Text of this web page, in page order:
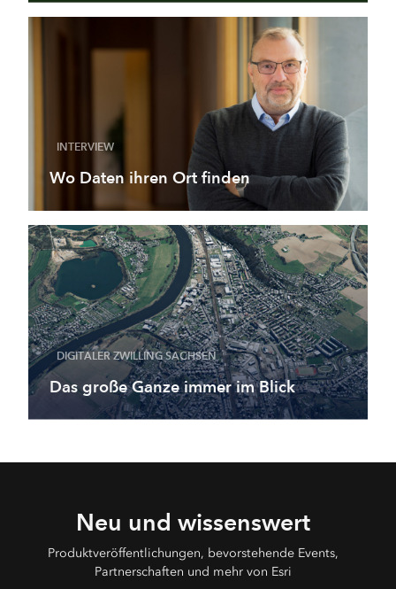
INTERVIEW
Wo Daten ihren Ort finden
DIGITALER ZWILLING SACHSEN
Das große Ganze immer im Blick
Neu und wissenswert
Produktveröffentlichungen, bevorstehende Events,
Partnerschaften und mehr von Esri